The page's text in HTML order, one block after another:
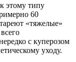
этому типу
60
«тяжелые»
с куперозом
уходу.